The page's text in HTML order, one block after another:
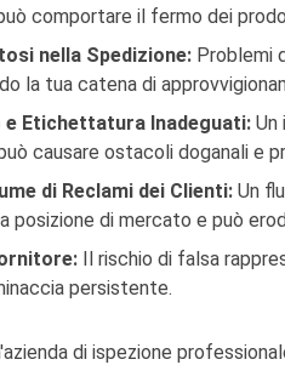
comportare il fermo dei
nella Spedizione: Problemi
la tua catena di
e Etichettatura Inadeguati: Un
causare ostacoli doganali e
di Reclami dei Clienti: Un
posizione di mercato e può
Il rischio di falsa
persistente.
di ispezione